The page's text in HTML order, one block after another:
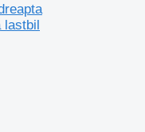
lastbil